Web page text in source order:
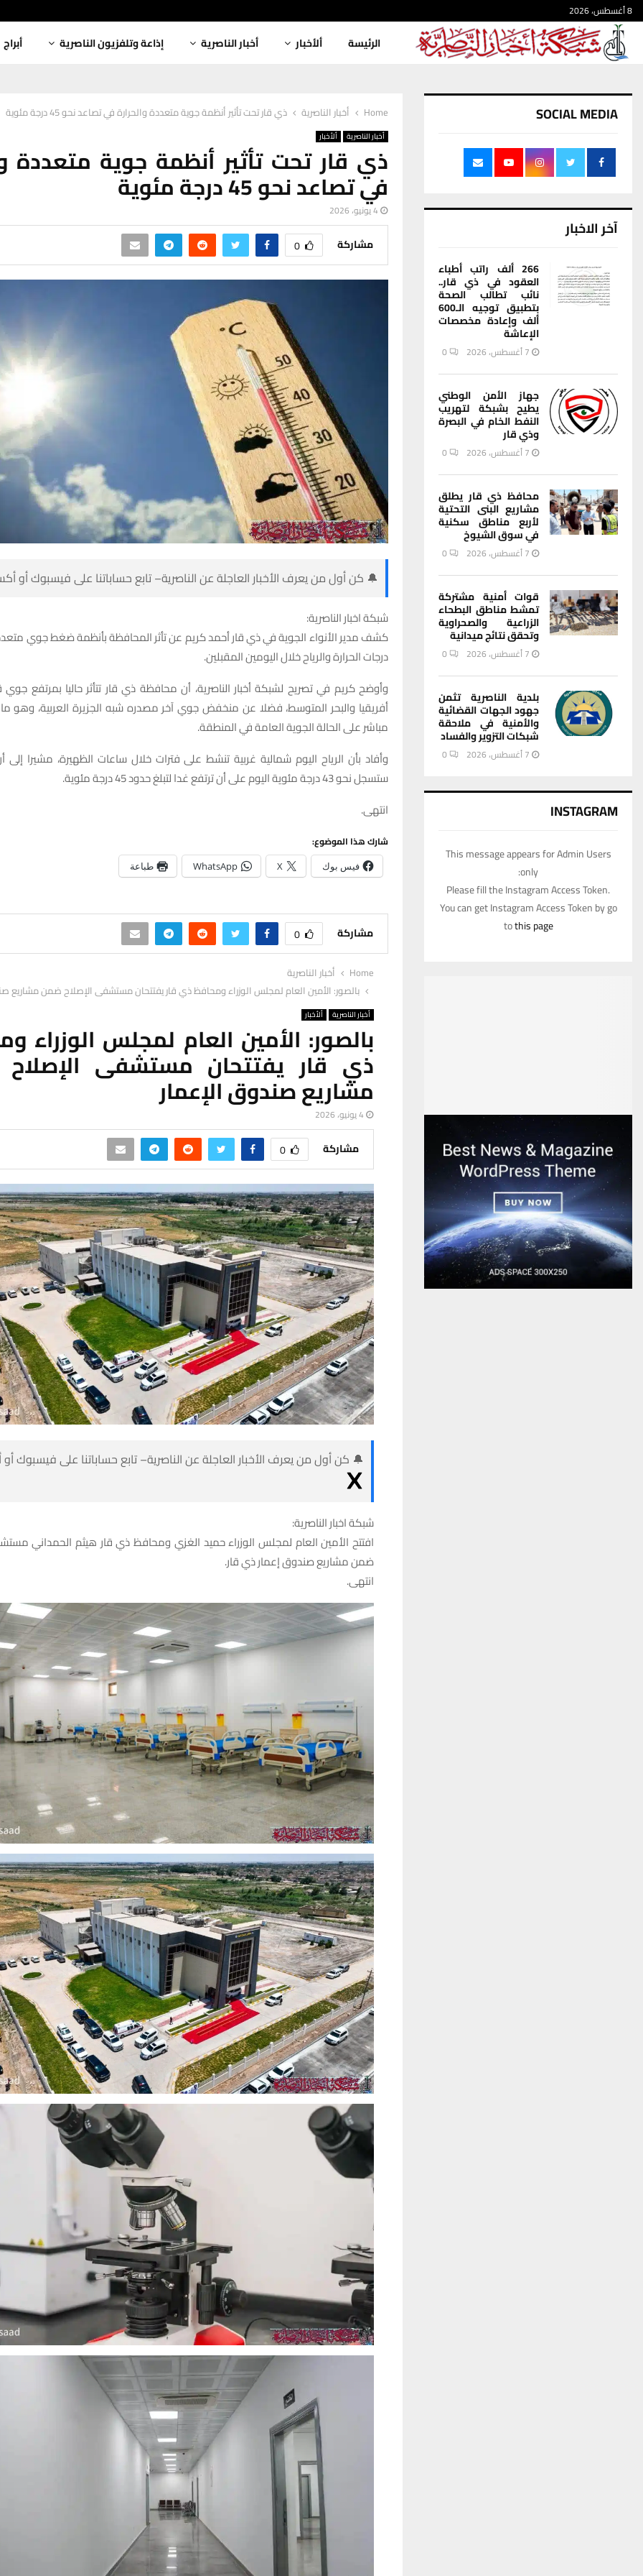
8 أغسطس، 2026
الرئيسة ألأخبار أخبار الناصرية إذاعة وتلفزيون الناصرية أبراج
Home أخبار الناصرية ذي قار تحت تأثير أنظمة جوية متعددة والحرارة في تصاعد نحو 45 درجة مئوية
أخبار الناصرية ألأخبار
ذي قار تحت تأثير أنظمة جوية متعددة
في تصاعد نحو 45 درجة مئوية
4 يونيو، 2026
مشاركة 0
🔔 كن أول من يعرف الأخبار العاجلة عن الناصرية– تابع حساباتنا على فيسبوك أو
شبكة اخبار الناصرية:
كشف مدير الأنواء الجوية في ذي قار أحمد كريم عن تأثر المحافظة بأنظمة ضغط جوي
درجات الحرارة والرياح خلال اليومين المقبلين.
وأوضح كريم في تصريح لشبكة أخبار الناصرية، أن محافظة ذي قار تتأثر حاليا بمرتفع
أفريقيا والبحر المتوسط، فضلا عن منخفض جوي آخر مصدره شبه الجزيرة العربية،
مباشر على الحالة الجوية العامة في المنطقة.
وأفاد بأن الرياح اليوم شمالية غربية تنشط على فترات خلال ساعات الظهيرة، مشيرا إلى
ستسجل نحو 43 درجة مئوية اليوم على أن ترتفع غدا لتبلغ حدود 45 درجة مئوية.
انتهى.
شارك هذا الموضوع:
فيس بوك X
WhatsApp طباعة
مشاركة 0
Home
أخبار الناصرية
بالصور: الأمين العام لمجلس الوزراء ومحافظ ذي قار يفتتحان مستشفى الإصلاح ضمن مشاريع
أخبار الناصرية ألأخبار
بالصور: الأمين العام لمجلس الوزراء
ذي قار يفتتحان مستشفى
مشاريع صندوق الإعمار
4 يونيو، 2026
مشاركة 0
🔔 كن أول من يعرف الأخبار العاجلة عن الناصرية– تابع حساباتنا على فيسبوك
شبكة اخبار الناصرية:
افتتح الأمين العام لمجلس الوزراء حميد الغزي ومحافظ ذي قار هيثم الحمداني
ضمن مشاريع صندوق إعمار ذي قار.
انتهى.
SOCIAL MEDIA
آخر الاخبار
266 ألف راتب أطباء
العقود في ذي قار..
نائب تطالب الصحة
بتطبيق توجيه الـ600
ألف وإعادة مخصصات
الإعاشة
7 أغسطس، 2026 0
جهاز الأمن الوطني
يطيح بشبكة لتهريب
النفط الخام في البصرة
وذي قار
7 أغسطس، 2026 0
محافظ ذي قار يطلق
مشاريع البنى التحتية
لأربع مناطق سكنية
في سوق الشيوخ
7 أغسطس، 2026 0
قوات أمنية مشتركة
تمشط مناطق البطحاء
الزراعية والصحراوية
وتحقق نتائج ميدانية
7 أغسطس، 2026 0
بلدية الناصرية تثمن
جهود الجهات القضائية
والأمنية في ملاحقة
شبكات التزوير والفساد
7 أغسطس، 2026 0
INSTAGRAM
This message appears for Admin Users
only:
Please fill the Instagram Access Token.
You can get Instagram Access Token by go
tothis page